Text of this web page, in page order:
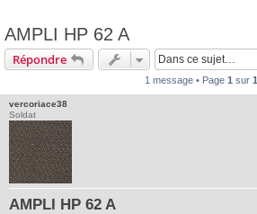
AMPLI HP 62 A
Répondre
1 message • Page 1 sur 1
vercoriace38
Soldat
AMPLI HP 62 A